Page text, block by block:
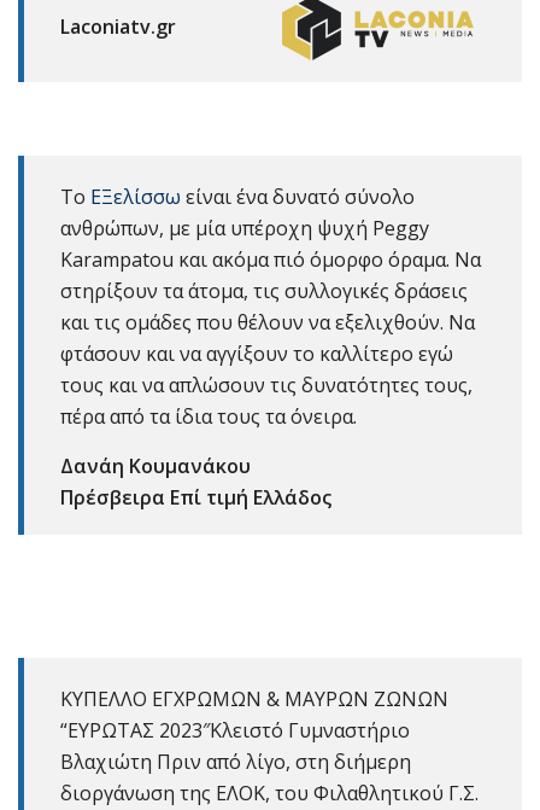
Laconiatv.gr
Το ΕΞελίσσω είναι ένα δυνατό σύνολο
ανθρώπων, με μία υπέροχη ψυχή Peggy
Karampatou και ακόμα πιό όμορφο όραμα. Να
στηρίξουν τα άτομα, τις συλλογικές δράσεις
και τις ομάδες που θέλουν να εξελιχθούν. Να
φτάσουν και να αγγίξουν το καλλίτερο εγώ
τους και να απλώσουν τις δυνατότητες τους,
πέρα από τα ίδια τους τα όνειρα.
Δανάη Κουμανάκου
Πρέσβειρα Επί τιμή Ελλάδος
ΚΥΠΕΛΛΟ ΕΓΧΡΩΜΩΝ & ΜΑΥΡΩΝ ΖΩΝΩΝ
“ΕΥΡΩΤΑΣ 2023″Κλειστό Γυμναστήριο
Βλαχιώτη Πριν από λίγο, στη διήμερη
διοργάνωση της ΕΛΟΚ, του Φιλαθλητικού Γ.Σ.